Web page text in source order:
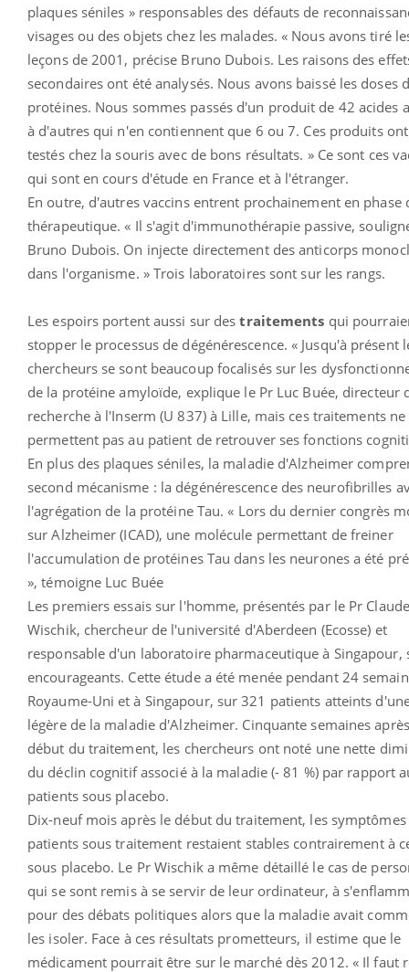
plaques séniles » responsables des défauts de
visages ou des objets chez les malades. « Nous avons tiré
leçons de 2001, précise Bruno Dubois. Les raisons des
secondaires ont été analysés. Nous avons baissé les doses
protéines. Nous sommes passés d'un produit de 42 acides
à d'autres qui n'en contiennent que 6 ou 7. Ces produits
testés chez la souris avec de bons résultats. » Ce sont ces
qui sont en cours d'étude en France et à l'étranger.
En outre, d'autres vaccins entrent prochainement en phase
thérapeutique. « Il s'agit d'immunothérapie passive,
Bruno Dubois. On injecte directement des anticorps
dans l'organisme. » Trois laboratoires sont sur les rangs.
Les espoirs portent aussi sur destraitements qui
stopper le processus de dégénérescence. « Jusqu'à présent
chercheurs se sont beaucoup focalisés sur les
de la protéine amyloïde, explique le Pr Luc Buée, directeur
recherche à l'Inserm (U 837) à Lille, mais ces traitements ne
permettent pas au patient de retrouver ses fonctions
En plus des plaques séniles, la maladie d'Alzheimer
second mécanisme : la dégénérescence des neurofibrilles
l'agrégation de la protéine Tau. « Lors du dernier congrès
sur Alzheimer (ICAD), une molécule permettant de freiner
l'accumulation de protéines Tau dans les neurones a été
», témoigne Luc Buée
Les premiers essais sur l'homme, présentés par le Pr Claude
Wischik, chercheur de l'université d'Aberdeen (Ecosse) et
responsable d'un laboratoire pharmaceutique à Singapour,
encourageants. Cette étude a été menée pendant 24
Royaume-Uni et à Singapour, sur 321 patients atteints
légère de la maladie d'Alzheimer. Cinquante semaines
début du traitement, les chercheurs ont noté une nette
du déclin cognitif associé à la maladie (- 81 %) par rapport
patients sous placebo.
Dix-neuf mois après le début du traitement, les symptômes
patients sous traitement restaient stables contrairement à
sous placebo. Le Pr Wischik a même détaillé le cas de
qui se sont remis à se servir de leur ordinateur, à
pour des débats politiques alors que la maladie avait
les isoler. Face à ces résultats prometteurs, il estime que le
médicament pourrait être sur le marché dès 2012. « Il faut